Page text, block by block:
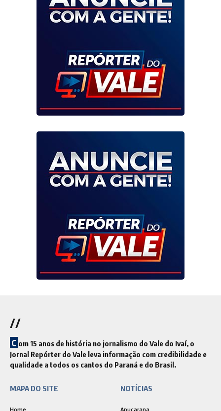
//
C om 15 anos de história no jornalismo do Vale do Ivaí, o
Jornal Repórter do Vale leva informação com credibilidade e
qualidade a todos os cantos do Paraná e do Brasil.
MAPA DO SITE
Home
NOTÍCIAS
Apucarana